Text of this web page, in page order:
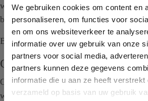
We gebruiken cookies om content en
personaliseren, om functies voor
en om ons websiteverkeer te
informatie over uw gebruik van onze
partners voor social media,
partners kunnen deze gegevens
informatie die u aan ze heeft verstrekt
verzameld op basis van uw gebruik
waard. U ziet veel monumentale huizen
boerenland en de Zeedijk.
Bekijk de routehier.
Overnachten in Volendam
Overnachten mag gelukkig nog wel!
wandelen in Volendam en omgeving?